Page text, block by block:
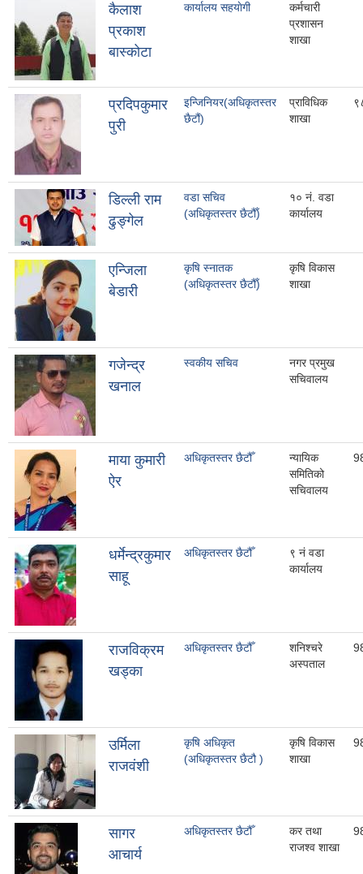
कैलाश
प्रकाश
बास्कोटा
कार्यालय सहयाेगी
कर्मचारी
प्रशासन
शाखा
प्रदिपकुमार
पुरी
इन्जिनियर(अधिकृतस्तर
छैटौं)
प्राविधिक
शाखा
डिल्ली राम
ढुङ्गेल
वडा सचिव
(अधिकृतस्तर छैटौँ)
१० नं. वडा
कार्यालय
एन्जिला
बेडारी
कृषि स्नातक
(अधिकृतस्तर छैटौँ)
कृषि विकास
शाखा
गजेन्द्र
खनाल
स्वकीय सचिव
नगर प्रमुख
सचिवालय
माया कुमारी
ऐर
अधिकृतस्तर छैटौँ
न्यायिक
समितिको
सचिवालय
धर्मेन्द्रकुमार
साहू
अधिकृतस्तर छैटौँ
९ नं वडा
कार्यालय
राजविक्रम
खड्का
अधिकृतस्तर छैटौँ
शनिश्चरे
अस्पताल
उर्मिला
राजवंशी
कृषि अधिकृत
(अधिकृतस्तर छैटौ )
कृषि विकास
शाखा
सागर
आचार्य
अधिकृतस्तर छैटौँ
कर तथा
राजश्व शाखा